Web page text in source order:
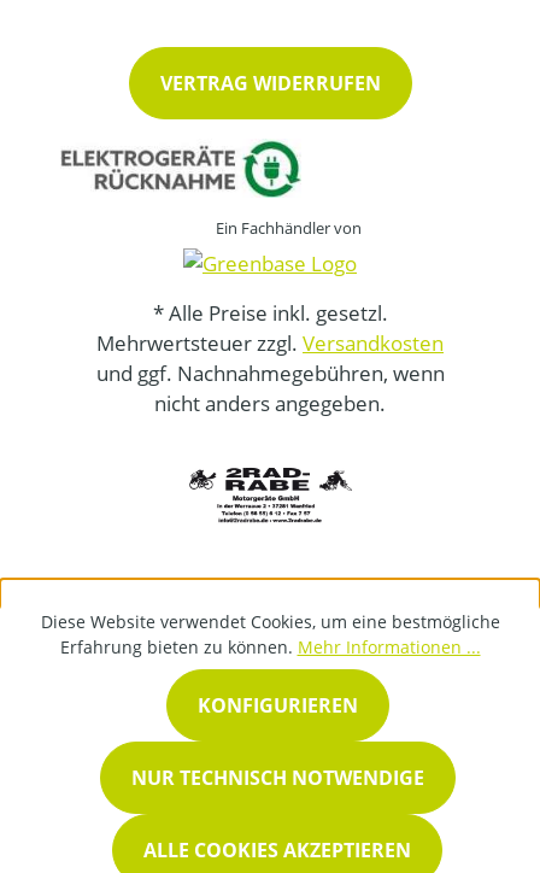
VERTRAG WIDERRUFEN
Ein Fachhändler von
* Alle Preise inkl. gesetzl.
Mehrwertsteuer zzgl. Versandkosten
und ggf. Nachnahmegebühren, wenn
nicht anders angegeben.
Diese Website verwendet Cookies, um eine bestmögliche
Erfahrung bieten zu können. Mehr Informationen ...
NUR TECHNISCH NOTWENDIGE
KONFIGURIEREN
ALLE COOKIES AKZEPTIEREN